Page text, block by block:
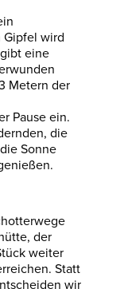
Gipfel wird
eine
Metern der
Pause ein.
die
Sonne
der
weiter
Statt
wir